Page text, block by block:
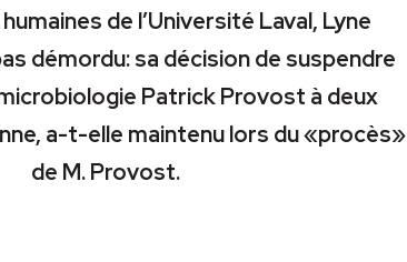
de l’Université Laval, Lyne
démordu: sa décision de suspendre
Patrick Provost à deux
a-t-elle maintenu lors du «procès»
de M. Provost.